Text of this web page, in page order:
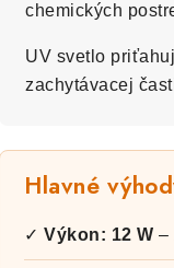
chemických
UV svetlo
zachytávacej
Hlavné
✓ Výkon: 12 W –